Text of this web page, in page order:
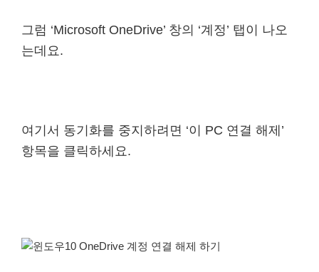
그럼 ‘Microsoft OneDrive’ 창의 ‘계정’ 탭이 나오
는데요.
여기서 동기화를 중지하려면 ‘이 PC 연결 해제’
항목을 클릭하세요.